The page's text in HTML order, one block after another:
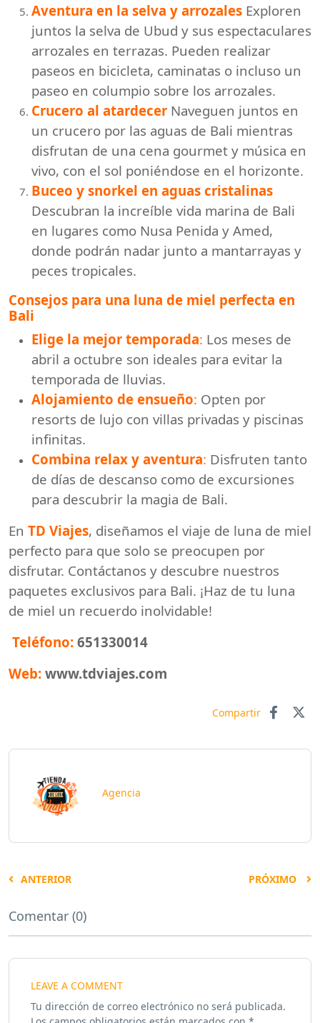
Aventura en la selva y arrozales Exploren
juntos la selva de Ubud y sus espectaculares
arrozales en terrazas. Pueden realizar
paseos en bicicleta, caminatas o incluso un
paseo en columpio sobre los arrozales.
Crucero al atardecer Naveguen juntos en
un crucero por las aguas de Bali mientras
disfrutan de una cena gourmet y música en
vivo, con el sol poniéndose en el horizonte.
Buceo y snorkel en aguas cristalinas
Descubran la increíble vida marina de Bali
en lugares como Nusa Penida y Amed,
donde podrán nadar junto a mantarrayas y
peces tropicales.
Consejos para una luna de miel perfecta en
Bali
Elige la mejor temporada: Los meses de
abril a octubre son ideales para evitar la
temporada de lluvias.
Alojamiento de ensueño: Opten por
resorts de lujo con villas privadas y piscinas
infinitas.
Combina relax y aventura: Disfruten tanto
de días de descanso como de excursiones
para descubrir la magia de Bali.
En TD Viajes, diseñamos el viaje de luna de miel
perfecto para que solo se preocupen por
disfrutar. Contáctanos y descubre nuestros
paquetes exclusivos para Bali. ¡Haz de tu luna
de miel un recuerdo inolvidable!
Teléfono: 651330014
Web: www.tdviajes.com
Compartir
Agencia
ANTERIOR PRÓXIMO
Comentar (0)
LEAVE A COMMENT
Tu dirección de correo electrónico no será publicada.